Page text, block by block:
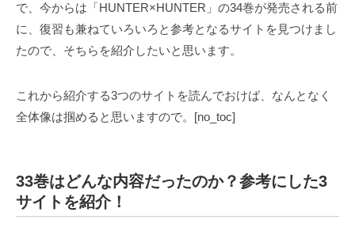
で、今からは「HUNTER×HUNTER」の34巻が発売される前
に、復習も兼ねていろいろと参考となるサイトを見つけまし
たので、そちらを紹介したいと思います。
これから紹介する3つのサイトを読んでおけば、なんとなく
全体像は掴めると思いますので。[no_toc]
33巻はどんな内容だったのか？参考にした3
サイトを紹介！